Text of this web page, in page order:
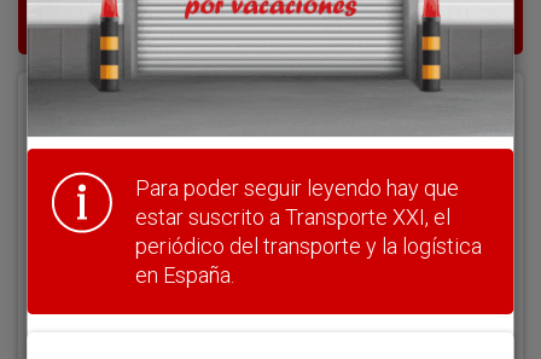
del transporte y la logística en España.
Acceder
Nombre de usuario
Para poder seguir leyendo hay que
estar suscrito a Transporte XXI, el
periódico del transporte y la logística
en España.